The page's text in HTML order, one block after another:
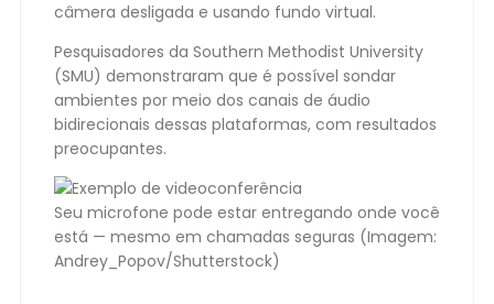
câmera desligada e usando fundo virtual.
Pesquisadores da Southern Methodist University
(SMU) demonstraram que é possível sondar
ambientes por meio dos canais de áudio
bidirecionais dessas plataformas, com resultados
preocupantes.
Seu microfone pode estar entregando onde você
está — mesmo em chamadas seguras (Imagem:
Andrey_Popov/Shutterstock)